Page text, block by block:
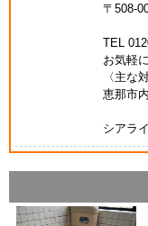
〒508-
TEL
お気軽
〈主な
恵那市
シアラ